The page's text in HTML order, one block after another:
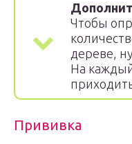
Чтобы
дереве,
На
Прививка